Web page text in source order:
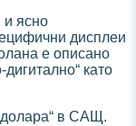
и ясно
дисплеи
е описано
като
долара“ в САЩ.